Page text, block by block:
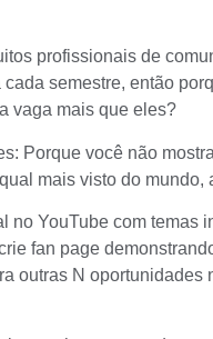
profissionais de
cada semestre, então
vaga mais que eles?
Porque você não
mais visto do mundo,
no YouTube com temas
fan page
outras N oportunidades